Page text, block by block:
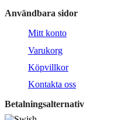
Användbara sidor
Mitt konto
Varukorg
Köpvillkor
Kontakta oss
Betalningsalternativ